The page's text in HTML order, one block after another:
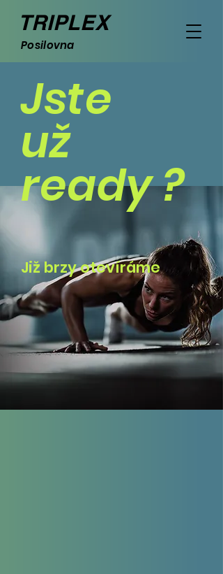
TRIPLEX
Posilovna
Jste
už
ready?
Již brzy otevíráme